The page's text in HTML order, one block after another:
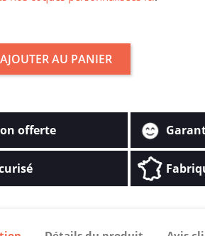
AJOUTER AU PANIER
offerte